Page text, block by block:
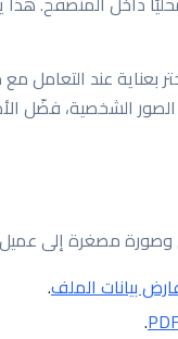
بعناية عند
الصور الشخصية، فضّل
بيانات الملف.
.